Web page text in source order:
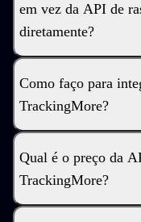
em vez da API de
diretamente?
Como faço para
TrackingMore?
Qual é o preço da
TrackingMore?